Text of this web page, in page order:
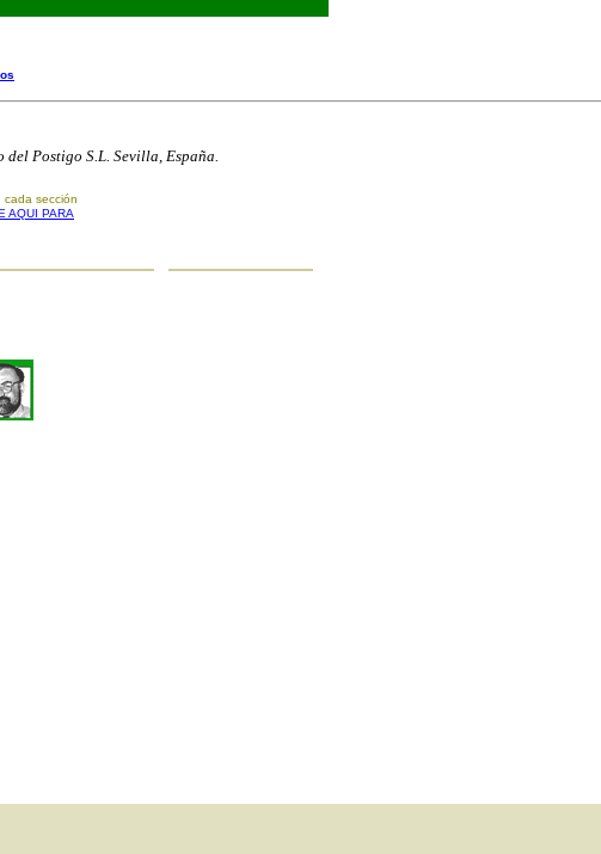
Postigo S.L. Sevilla, España.
sección
AQUI PARA